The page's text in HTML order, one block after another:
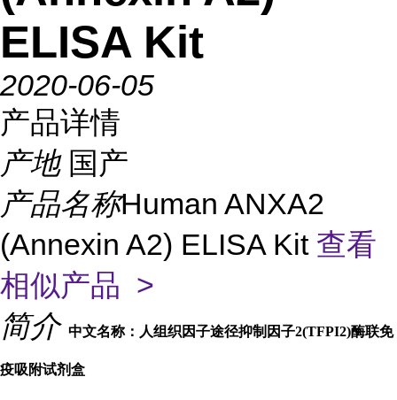
ELISA Kit
2020-06-05
产品详情
产地 国产
产品名称Human ANXA2
(Annexin A2) ELISA Kit 查看
相似产品 >
简介 中文名称：人组织因子途径抑制因子2(TFPI2)酶联免
疫吸附试剂盒